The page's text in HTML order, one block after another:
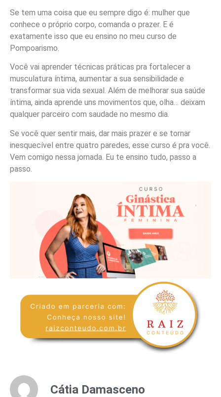
Se tem uma coisa que eu sempre digo é: mulher que
conhece o próprio corpo, comanda o prazer. E é
exatamente isso que eu ensino no meu curso de
Pompoarismo.
Você vai aprender técnicas práticas pra fortalecer a
musculatura íntima, aumentar a sua sensibilidade e
transformar sua vida sexual. Além de melhorar sua saúde
íntima, ainda aprende uns movimentos que, olha… deixam
qualquer parceiro com saudade no mesmo dia.
Se você quer sentir mais, dar mais prazer e se tornar
inesquecível entre quatro paredes, esse curso é pra você.
Vem comigo nessa jornada. Eu te ensino tudo, passo a
passo.
Cátia Damasceno